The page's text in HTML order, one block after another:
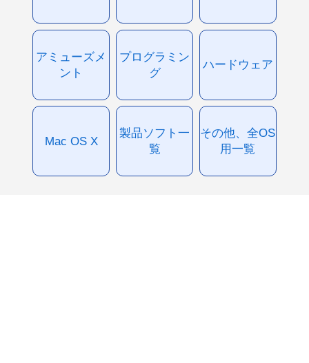
アミューズメ
ント
プログラミン
グ
ハードウェア
Mac OS X
製品ソフト一
覧
その他、全OS
用一覧